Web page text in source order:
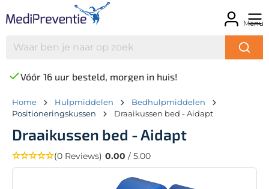
Menu
Vóór 16 uur besteld, morgen in huis!
Home Hulpmiddelen
Bedhulpmiddelen
Positioneringskussen
Draaikussen bed - Aidapt
Draaikussen bed - Aidapt
(0 Reviews) 0.00 / 5.00